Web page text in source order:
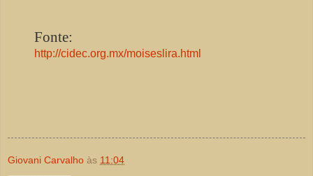
Fonte:
http://cidec.org.mx/moiseslira.html
Giovani Carvalho às 11:04